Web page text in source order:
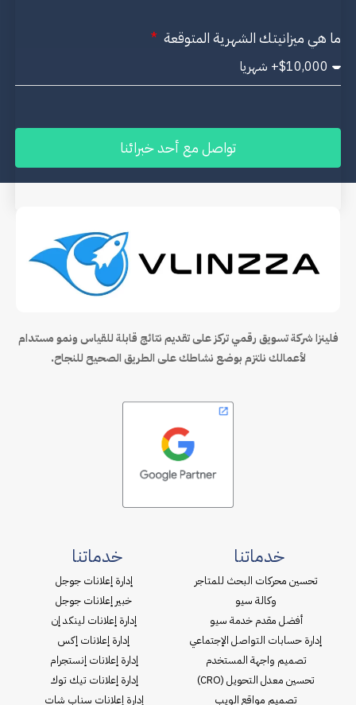
ما هي ميزانيتك الشهرية المتوقعة
تواصل مع أحد خبرائنا
فلينزا شركة تسويق رقمي تركز على تقديم نتائج قابلة للقياس ونمو مستدام
لأعمالك نلتزم بوضع نشاطك على الطريق الصحيح للنجاح.
خدماتنا
تحسين محركات البحث للمتاجر
وكالة سيو
أفضل مقدم خدمة سيو
إدارة حسابات التواصل الإجتماعي
تصميم واجهة المستخدم
تحسين معدل التحويل (CRO)
تصميم مواقع الويب
خدماتنا
إدارة إعلانات جوجل
خبير إعلانات جوجل
إدارة إعلانات لينكد إن
إدارة إعلانات إكس
إدارة إعلانات إنستجرام
إدارة إعلانات تيك توك
إدارة إعلانات سناب شات